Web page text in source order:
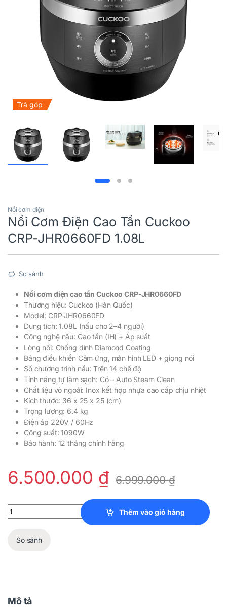
Trả góp
Nồi cơm điện
Nồi Cơm Điện Cao Tần Cuckoo
CRP-JHR0660FD 1.08L
So sánh
Nồi cơm điện cao tần Cuckoo CRP-JHR0660FD
Thương hiệu: Cuckoo (Hàn Quốc)
Model: CRP-JHR0660FD
Dung tích: 1.08L (nấu cho 2–4 người)
Công nghệ nấu: Cao tần (IH) + Áp suất
Lòng nồi: Chống dính Diamond Coating
Bảng điều khiển Cảm ứng, màn hình LED + giọng nói
Số chương trình nấu: Trên 14 chế độ
Tính năng tự làm sạch: Có – Auto Steam Clean
Chất liệu vỏ ngoài: Inox kết hợp nhựa cao cấp chịu nhiệt
Kích thước: 36 x 25 x 25 (cm)
Trọng lượng: 6.4 kg
Điện áp 220V / 60Hz
Công suất: 1090W
Bảo hành: 12 tháng chính hãng
6.500.000 ₫ 6.999.000₫
Nồi Cơm Điện Cao Tần Cuckoo CRP-JHR0660FD 1.08L quantity
Thêm vào giỏ hàng
So sánh
Mô tả